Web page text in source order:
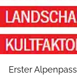
Erster